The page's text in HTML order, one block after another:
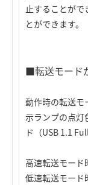
止することが
とができます。
■転送モード
動作時の転送モ
示ランプの点灯
ド（USB 1.1
高速転送モー
低速転送モー